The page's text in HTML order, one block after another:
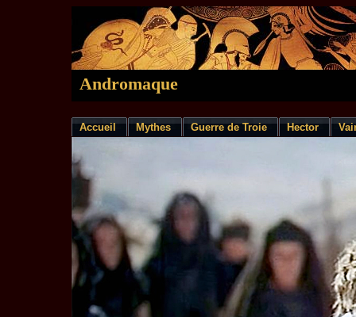
Andromaque
Accueil Mythes Guerre de Troie Hector